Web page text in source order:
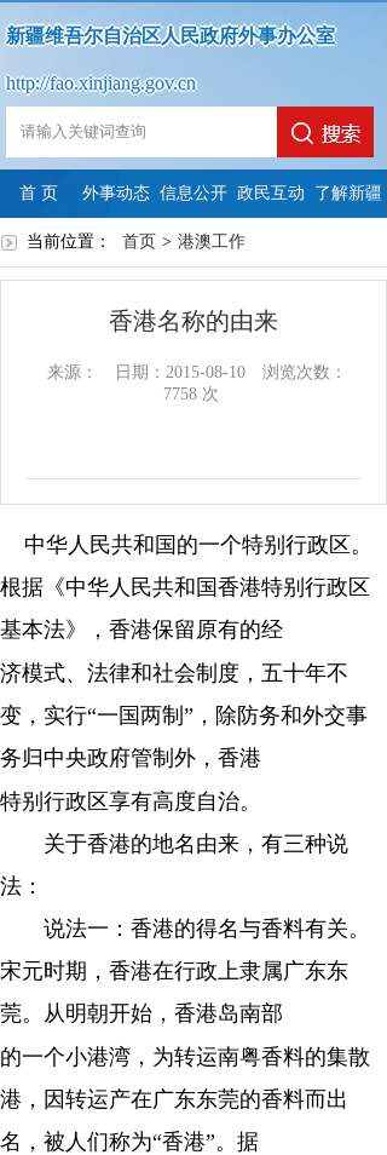
新疆维吾尔自治区人民政府外事办公室
http://fao.xinjiang.gov.cn
首 页 外事动态 信息公开
政
信
息
开
指
南
政
信
息
开
制
度
法
主
动
开
内
容
依
请
公
政
信
息
开
年
报
府
网
年
度
报
表
政民互动 了解新疆
当前位置： 首页 > 港澳工作
香港名称的由来
来源： 日期：2015-08-10
浏览次数：
7758次
中华人民共和国的一个特别行政区。
根据《中华人民共和国香港特别行政区
基本法》，香港保留原有的经
济模式、法律和社会制度，五十年不
变，实行“一国两制”，除防务和外交事
务归中央政府管制外，香港
特别行政区享有高度自治。
关于香港的地名由来，有三种说
法：
说法一：香港的得名与香料有关。
宋元时期，香港在行政上隶属广东东
莞。从明朝开始，香港岛南部
的一个小港湾，为转运南粤香料的集散
港，因转运产在广东东莞的香料而出
名，被人们称为“香港”。据